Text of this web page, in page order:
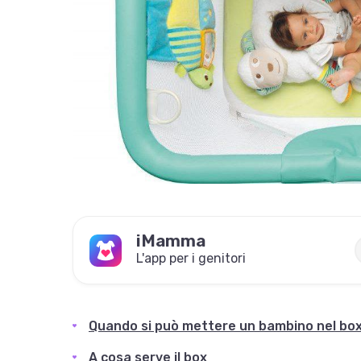
iMamma
L'app per i genitori
Quando si può mettere un bambino nel
A cosa serve il box